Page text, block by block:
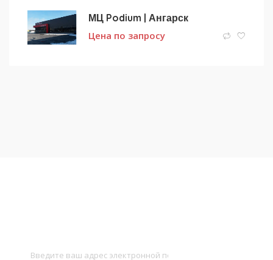
МЦ Podium | Ангарск
Цена по запросу